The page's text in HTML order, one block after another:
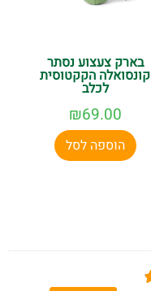
בארק צעצוע נסתר
קונסואלה הקקטוסית
לכלב
₪69.00
הוספה לסל